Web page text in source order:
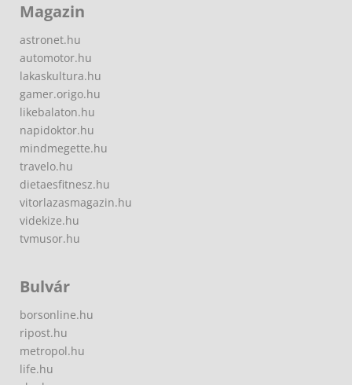
Magazin
astronet.hu
automotor.hu
lakaskultura.hu
gamer.origo.hu
likebalaton.hu
napidoktor.hu
mindmegette.hu
travelo.hu
dietaesfitnesz.hu
vitorlazasmagazin.hu
videkize.hu
tvmusor.hu
Bulvár
borsonline.hu
ripost.hu
metropol.hu
life.hu